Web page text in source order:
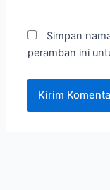
Simpan
peramban ini